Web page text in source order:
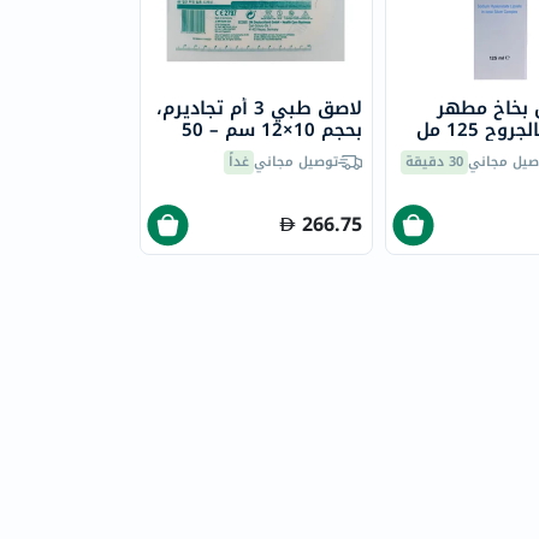
لاصق طبي 3 أم تجاديرم،
بحجم 10×12 سم – 50
قطعة، شفاف
توصيل مجانيغداً
266.75
بخاخ مطهر
125 مل
مجاني30 دقيقة